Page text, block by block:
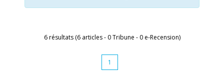
6 résultats (6 articles - 0 Tribune - 0 e-Recension)
1